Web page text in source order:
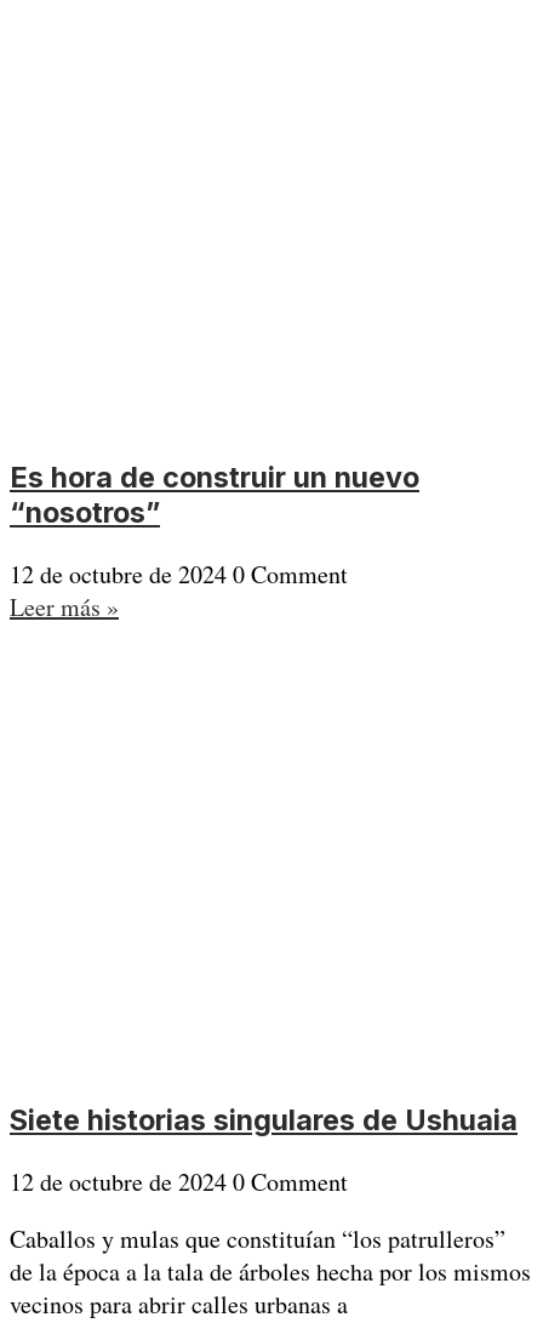
Es hora de construir un nuevo
“nosotros”
12 de octubre de 20240 Comment
Leer más »
Siete historias singulares de Ushuaia
12 de octubre de 20240 Comment
Caballos y mulas que constituían “los patrulleros”
de la época a la tala de árboles hecha por los mismos
vecinos para abrir calles urbanas a